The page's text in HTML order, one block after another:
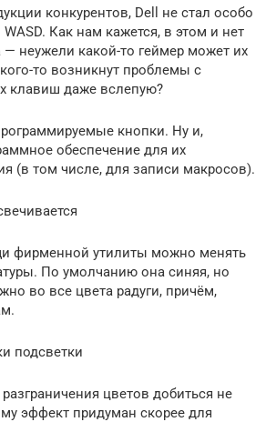
конкурентов, Dell не стал особо
Как нам кажется, в этом и нет
неужели какой-то геймер может их
то возникнут проблемы с
клавиш даже вслепую?
кнопки. Ну и,
обеспечение для их
(в том числе, для записи макросов).
фирменной утилиты можно менять
По умолчанию она синяя, но
во все цвета радуги, причём,
подсветки
цветов добиться не
эффект придуман скорее для